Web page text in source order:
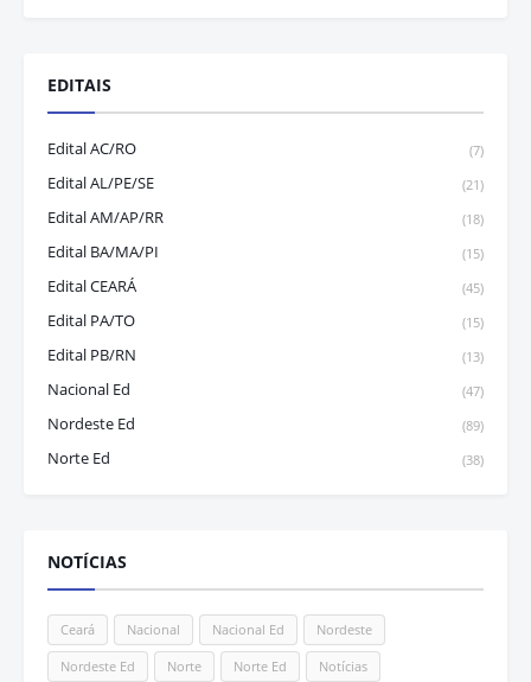
EDITAIS
Edital AC/RO (7)
Edital AL/PE/SE (21)
Edital AM/AP/RR (18)
Edital BA/MA/PI (15)
Edital CEARÁ (45)
Edital PA/TO (15)
Edital PB/RN (13)
Nacional Ed (47)
Nordeste Ed (89)
Norte Ed (38)
NOTÍCIAS
Ceará Nacional Nacional Ed Nordeste
Nordeste Ed Norte Norte Ed Notícias